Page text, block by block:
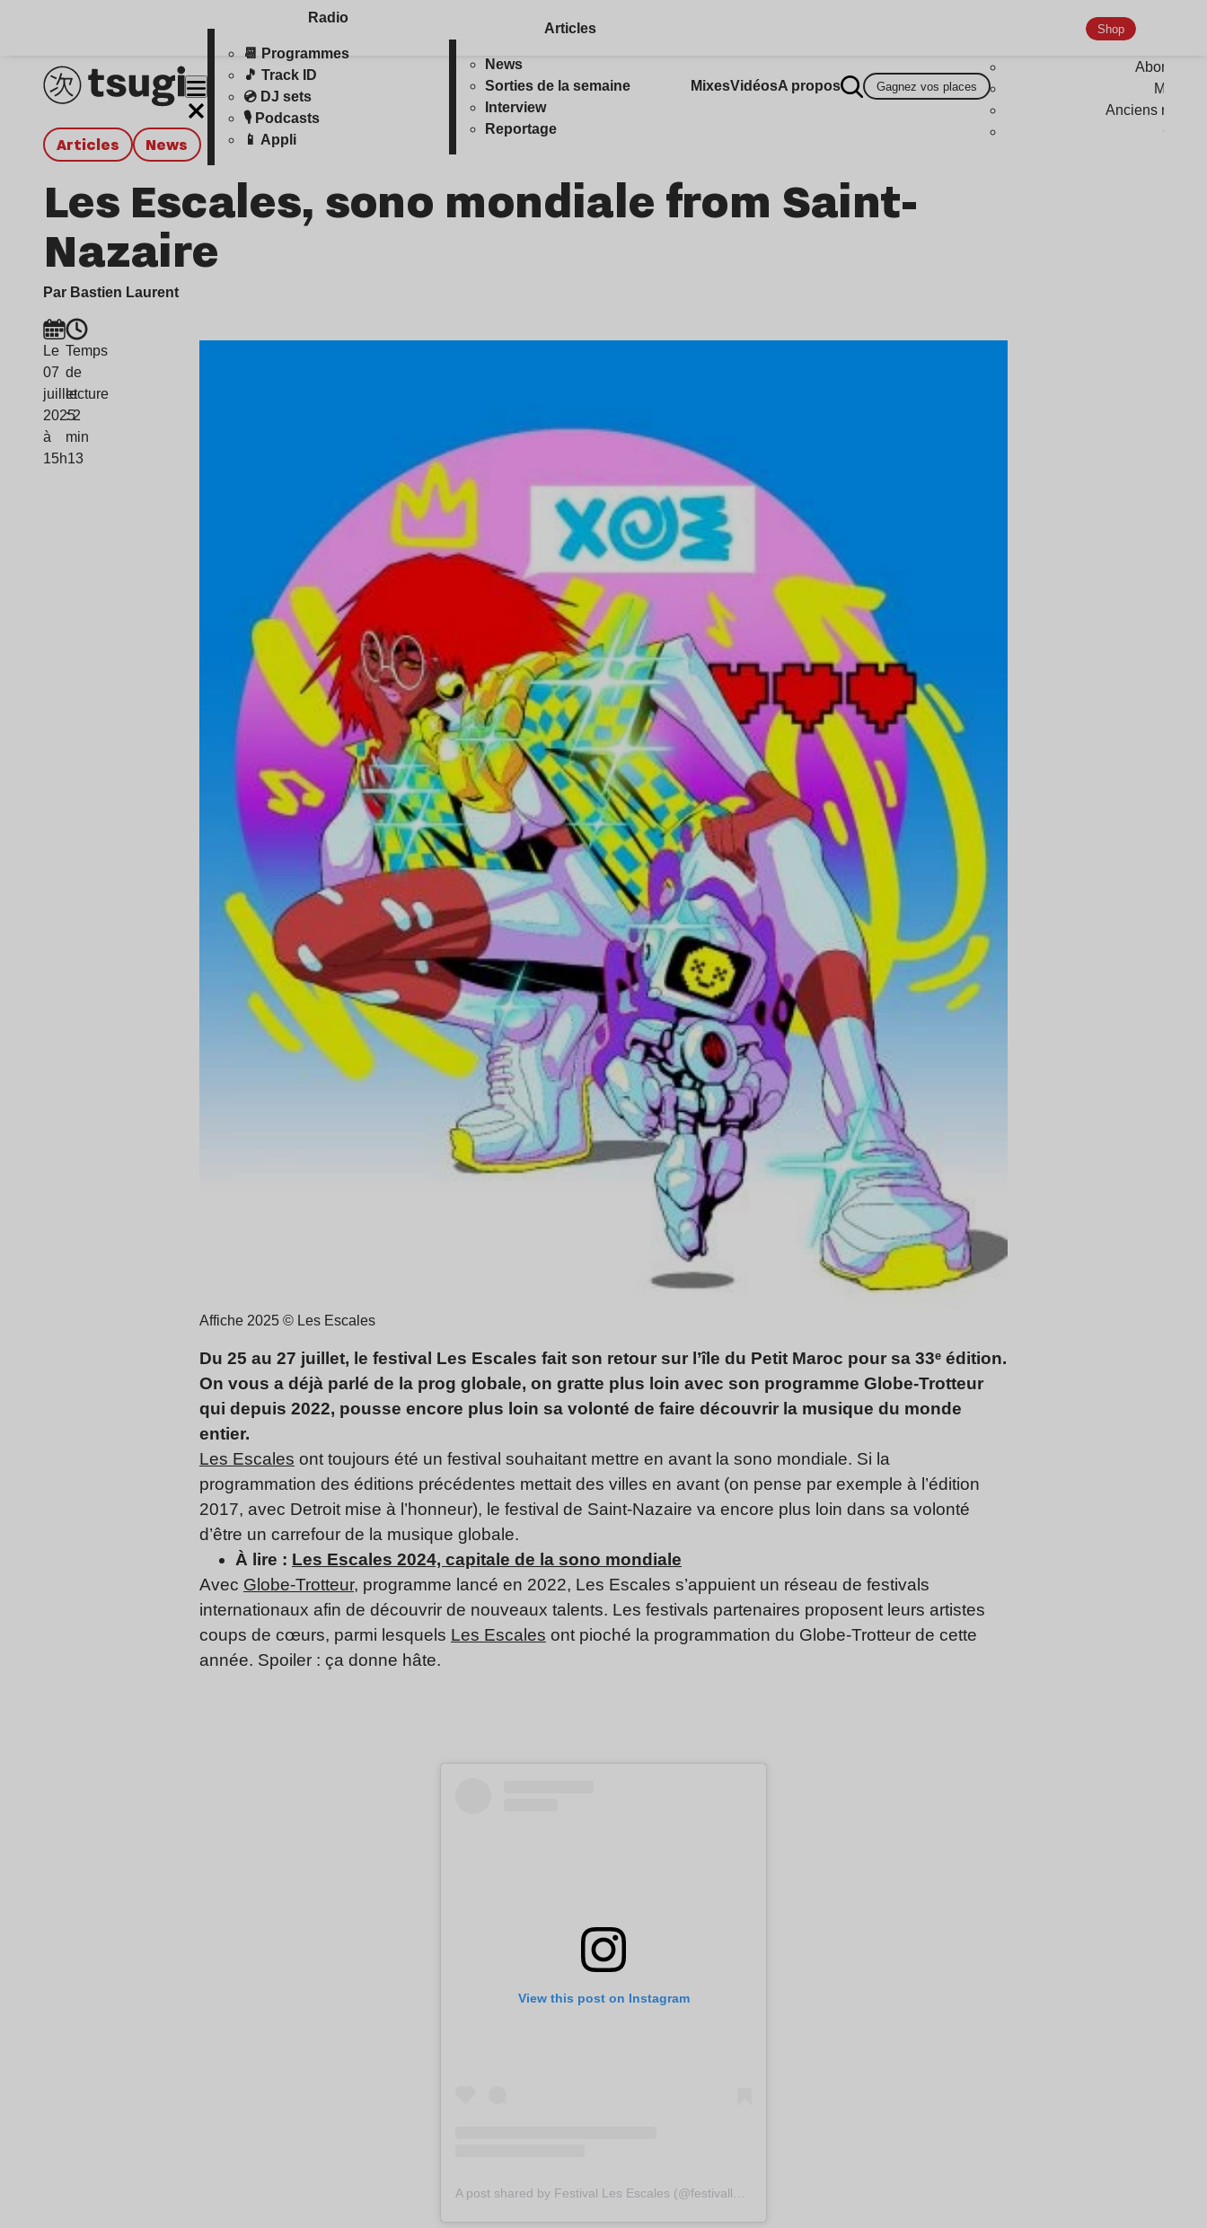
Radio
📆 Programmes
🎵 Track ID
💿 DJ sets
🎙️ Podcasts
📱 Appli
Articles
News
Sorties de la semaine
Interview
Reportage
MixesVidéosA propos Gagnez vos places
Shop
Anciens
Articles news
Les Escales, sono mondiale from Saint-
Nazaire
Par Bastien Laurent
Le
07
juillet
2025
à
15h13
Temps
de
lecture
: 2
min
Affiche 2025 © Les Escales
Du 25 au 27 juillet, le festival Les Escales fait son retour sur l’île du Petit Maroc pour sa 33ᵉ édition.
On vous a déjà parlé de la prog globale, on gratte plus loin avec son programme Globe-Trotteur
qui depuis 2022, pousse encore plus loin sa volonté de faire découvrir la musique du monde
entier.
Les Escales ont toujours été un festival souhaitant mettre en avant la sono mondiale. Si la
programmation des éditions précédentes mettait des villes en avant (on pense par exemple à l’édition
2017, avec Detroit mise à l’honneur), le festival de Saint-Nazaire va encore plus loin dans sa volonté
d’être un carrefour de la musique globale.
À lire : Les Escales 2024, capitale de la sono mondiale
Avec Globe-Trotteur, programme lancé en 2022, Les Escales s’appuient un réseau de festivals
internationaux afin de découvrir de nouveaux talents. Les festivals partenaires proposent leurs artistes
coups de cœurs, parmi lesquels Les Escales ont pioché la programmation du Globe-Trotteur de cette
année. Spoiler : ça donne hâte.
View this post on Instagram